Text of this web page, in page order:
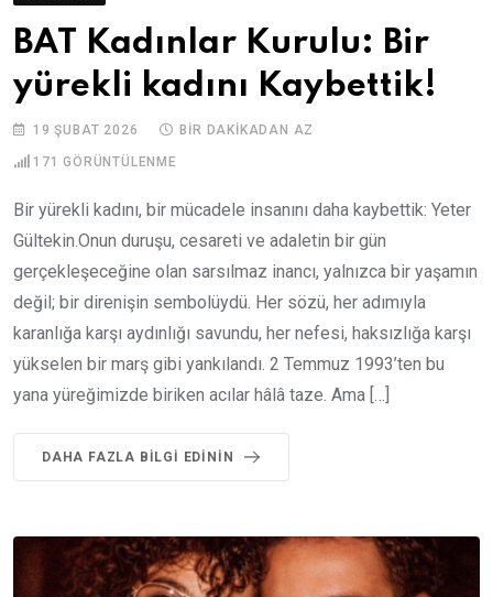
BAT Kadınlar Kurulu: Bir
yürekli kadını Kaybettik!
19 ŞUBAT 2026 BIR DAKIKADAN AZ
171 GÖRÜNTÜLENME
Bir yürekli kadını, bir mücadele insanını daha kaybettik: Yeter
Gültekin.Onun duruşu, cesareti ve adaletin bir gün
gerçekleşeceğine olan sarsılmaz inancı, yalnızca bir yaşamın
değil; bir direnişin sembolüydü. Her sözü, her adımıyla
karanlığa karşı aydınlığı savundu, her nefesi, haksızlığa karşı
yükselen bir marş gibi yankılandı. 2 Temmuz 1993’ten bu
yana yüreğimizde biriken acılar hâlâ taze. Ama […]
DAHA FAZLA BILGI EDININ